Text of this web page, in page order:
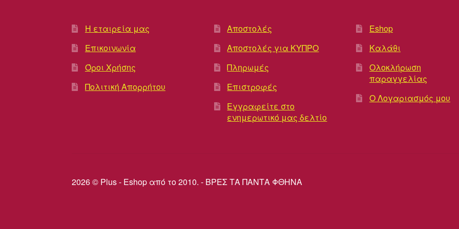
Η εταιρεία μας
Επικοινωνία
Όροι Χρήσης
Πολιτική Απορρήτου
Αποστολές
Αποστολές για ΚΥΠΡΟ
Πληρωμές
Επιστροφές
Εγγραφείτε στο
ενημερωτικό μας δελτίο
Eshop
Καλάθι
Ολοκλήρωση
παραγγελίας
Ο Λογαριασμός μου
2026 © Plus - Eshop από το 2010. - ΒΡΕΣ ΤΑ ΠΑΝΤΑ ΦΘΗΝΑ